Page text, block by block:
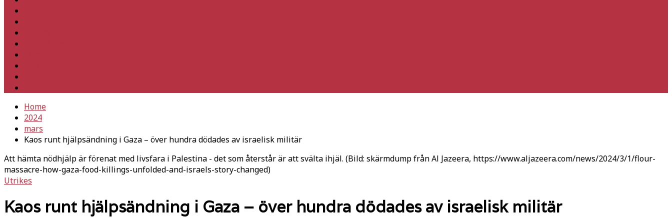
Home
2024
mars
Kaos runt hjälpsändning i Gaza – över hundra dödades av israelisk militär
Att hämta nödhjälp är förenat med livsfara i Palestina - det som återstår är att svälta ihjäl. (Bild: skärmdump från Al Jazeera, https://www.aljazeera.com/news/2024/3/1/flour-
massacre-how-gaza-food-killings-unfolded-and-israels-story-changed)
Utrikes
Kaos runt hjälpsändning i Gaza – över hundra dödades av israelisk militär